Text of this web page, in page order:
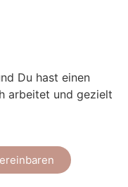
Du hast einen
arbeitet und gezielt